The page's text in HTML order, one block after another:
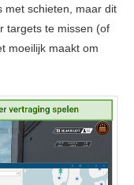
met schieten, maar dit
targets te missen (of
moeilijk maakt om